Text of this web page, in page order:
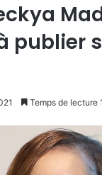
publier
Temps de lecture